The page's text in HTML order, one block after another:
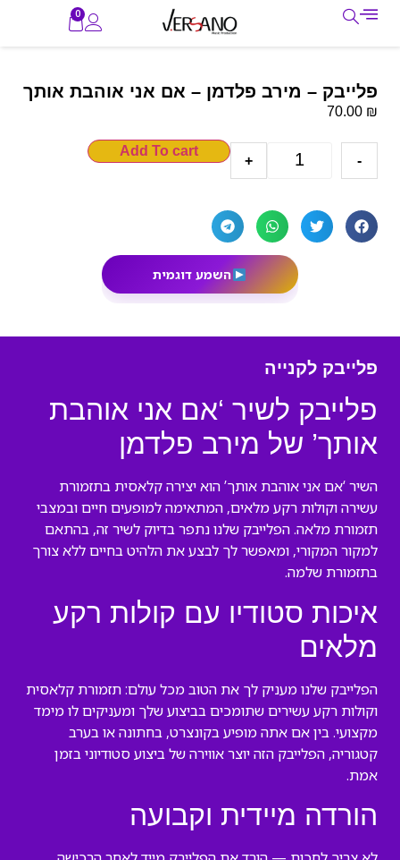
0
פלייבק – מירב פלדמן – אם אני אוהבת אותך
70.00 ₪
-
+
Add To cart
השמע דוגמית
פלייבק לקנייה
פלייבק לשיר ‘אם אני אוהבת
אותך’ של מירב פלדמן
השיר ‘אם אני אוהבת אותך’ הוא יצירה קלאסית בתזמורת
עשירה וקולות רקע מלאים, המתאימה למופעים חיים ובמצבי
תזמורת מלאה. הפלייבק שלנו נתפר בדיוק לשיר זה, בהתאם
למקור המקורי, ומאפשר לך לבצע את הלהיט בחיים ללא צורך
בתזמורת שלמה.
איכות סטודיו עם קולות רקע
מלאים
הפלייבק שלנו מעניק לך את הטוב מכל עולם: תזמורת קלאסית
וקולות רקע עשירים שתומכים בביצוע שלך ומעניקים לו מימד
מקצועי. בין אם אתה מופיע בקונצרט, בחתונה או בערב
קטגוריה, הפלייבק הזה יוצר אווירה של ביצוע סטודיוני בזמן
אמת.
הורדה מיידית וקבועה